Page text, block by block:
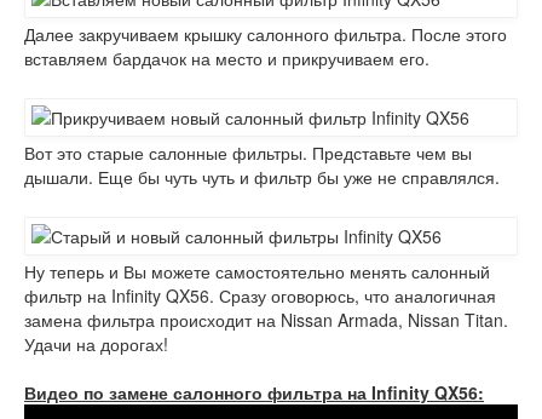
Далее закручиваем крышку салонного фильтра. После этого
вставляем бардачок на место и прикручиваем его.
Вот это старые салонные фильтры. Представьте чем вы
дышали. Еще бы чуть чуть и фильтр бы уже не справлялся.
Ну теперь и Вы можете самостоятельно менять салонный
фильтр на Infinity QX56. Сразу оговорюсь, что аналогичная
замена фильтра происходит на Nissan Armada, Nissan Titan.
Удачи на дорогах!
Видео по замене салонного фильтра на Infinity QX56: